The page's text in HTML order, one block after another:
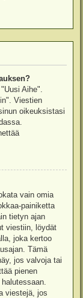
Aihe".
Viestien
oikeuksistasi
vain omia
painiketta
tietyn ajan
viestiin, löydät
joka kertoo
Tämä
jos valvoja tai
pienen
viestejä, jos